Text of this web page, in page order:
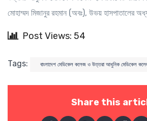
মোহাম্মদ মিজানুর রহমান (অবঃ), উভয় হাসপাতালের
Post Views: 54
Tags: বাংলাদেশ মেডিকেল কলেজ ও উত্তরা আধুনিক মেডিকেল কলেজ
Share this